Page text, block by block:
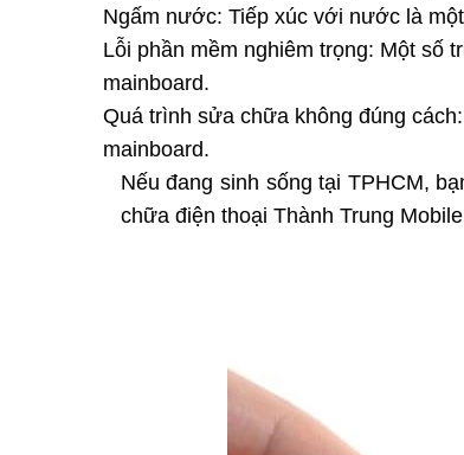
Ngấm nước: Tiếp xúc với nước là
Lỗi phần mềm nghiêm trọng: Một số
mainboard.
Quá trình sửa chữa không đúng
mainboard.
Nếu đang sinh sống tại TPHCM,
chữa điện thoại Thành Trung